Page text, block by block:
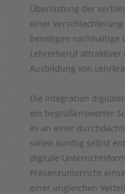
Überlastung der
einer
benötigen nachhaltige
Lehrerberuf attraktiver
Ausbildung von
Die Integration
ein begrüßenswerter
es an einer
sollen künftig selbst
digitale
Präsenzunterricht
einer ungleichen